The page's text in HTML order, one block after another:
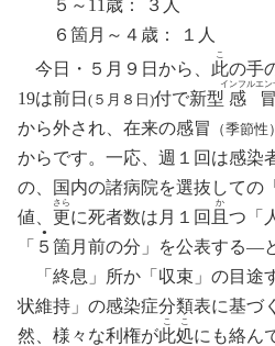
５～11歳： ３人
６箇月～４歳： １人
今日・５月９日から、 此
こ
の手
19は前日 (５月８日)付で新型 感
インフル
冒
エン
から外され
在来の感冒 （季節性）
からです。 一応、週１回は感染
の
国内の諸病院を選抜しての
値、 更
さら
に死者数は月１回 且
か
つ「
「 ５
●
箇月前の分」を公表する―
「終息」所か「収束」の目途
状維持」 の感染症分類表に基づ
然、様々な利権が此
こ
処
こ
にも絡ん